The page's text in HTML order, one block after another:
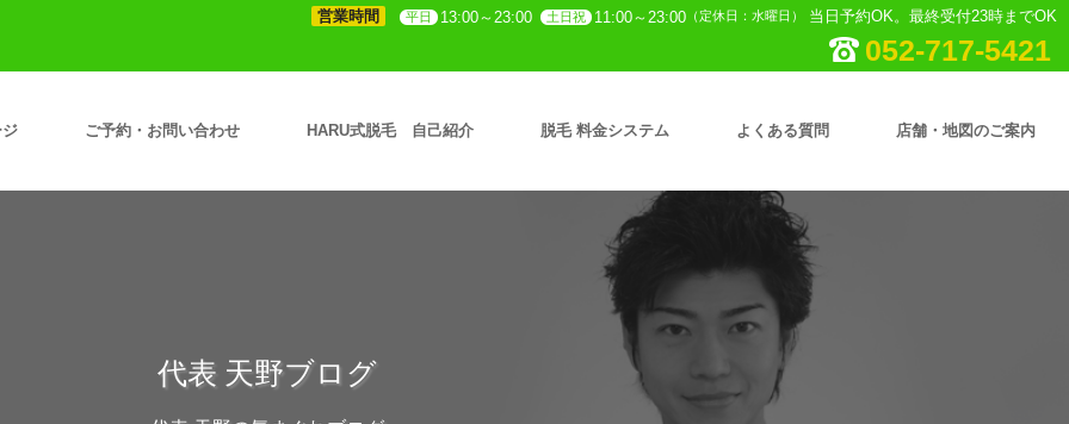
営業時間 平日 13:00～23:00 土日祝 11:00～23:00 （定休日：水曜日） 当日予約OK。最終受付23時までOK
052-717-5421
ご予約・お問い合わせ HARU式脱毛 自己紹介 脱毛 料金システム よくある質問 店舗・地図のご案内
代表 天野ブログ